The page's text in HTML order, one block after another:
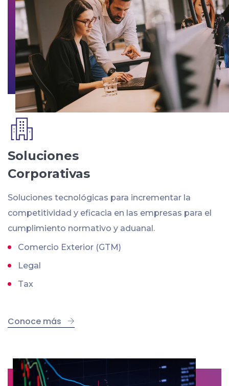
Soluciones
Corporativas
Soluciones tecnológicas para incrementar la
competitividad y eficacia en las empresas para el
cumplimiento normativo y aduanal.
Comercio Exterior (GTM)
Legal
Tax
Conoce más